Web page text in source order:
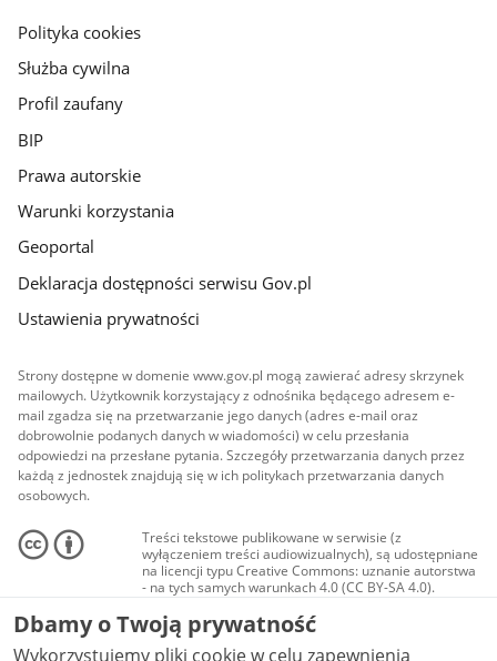
gov.pl
Polityka cookies
Służba cywilna
Profil zaufany
BIP
Prawa autorskie
Warunki korzystania
Geoportal
Deklaracja dostępności serwisu Gov.pl
Ustawienia prywatności
Strony dostępne w domenie www.gov.pl mogą zawierać adresy skrzynek
mailowych. Użytkownik korzystający z odnośnika będącego adresem e-
mail zgadza się na przetwarzanie jego danych (adres e-mail oraz
dobrowolnie podanych danych w wiadomości) w celu przesłania
odpowiedzi na przesłane pytania. Szczegóły przetwarzania danych przez
każdą z jednostek znajdują się w ich politykach przetwarzania danych
osobowych.
Treści tekstowe publikowane w serwisie (z
wyłączeniem treści audiowizualnych), są udostępniane
na licencji typu Creative Commons: uznanie autorstwa
- na tych samych warunkach 4.0 (CC BY-SA 4.0).
Materiały audiowizualne, w tym zdjęcia, materiały
audio i wideo, są udostępniane na licencji typu
Creative Commons: uznanie autorstwa użycie
niekomercyjne - bez utworów zależnych 4.0 (CC BY-
Dbamy o Twoją prywatność
Wykorzystujemy pliki cookie w celu zapewnienia